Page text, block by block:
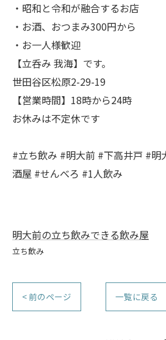
・昭和と令和が融合するお店
・お酒、おつまみ300円から
・お一人様歓迎
【立呑み 我海】です。
世田谷区松原2-29-19
【営業時間】18時から24時
お休みは不定休です
#立ち飲み #明大前 #下高井戸 #明
酒屋 #せんべろ #1人飲み
明大前の立ち飲みできる飲み屋
立ち飲み
< 前のページ 一覧に戻る